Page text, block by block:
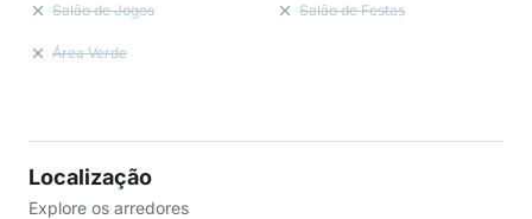
Salão de Jogos Salão de Festas
Área Verde
Localização
Explore os arredores